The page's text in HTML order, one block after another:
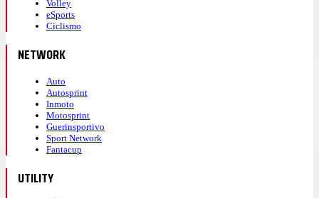
Volley
eSports
Ciclismo
NETWORK
Auto
Autosprint
Inmoto
Motosprint
Guerinsportivo
Sport Network
Fantacup
UTILITY